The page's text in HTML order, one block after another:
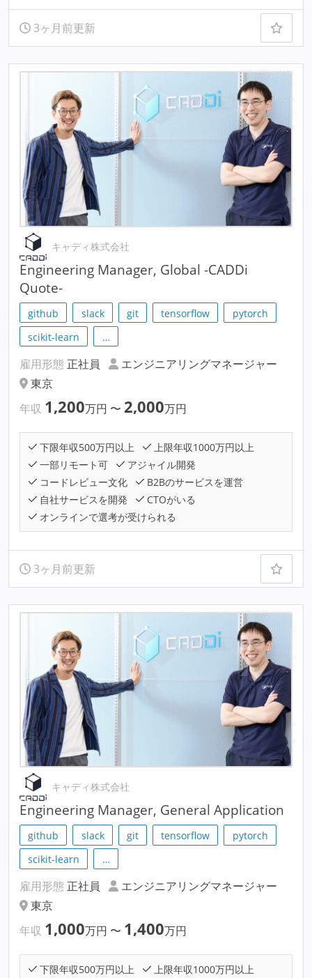
3ヶ月前更新
キャディ株式会社
Engineering Manager, Global -CADDi
Quote-
github slack git tensorflow
pytorch
scikit-learn
…
雇用形態 正社員
エンジニアリングマネージャー
東京
年収 1,200万円 〜 2,000万円
下限年収500万円以上
上限年収1000万円以上
一部リモート可
アジャイル開発
コードレビュー文化
B2Bのサービスを運営
自社サービスを開発
CTOがいる
オンラインで選考が受けられる
3ヶ月前更新
キャディ株式会社
Engineering Manager, General Application
github slack git tensorflow
pytorch
scikit-learn
…
雇用形態 正社員
エンジニアリングマネージャー
東京
年収 1,000万円 〜 1,400万円
下限年収500万円以上 上限年収1000万円以上